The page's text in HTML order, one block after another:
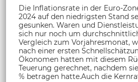
Die Inflationsrate in der Euro-
2024 auf den niedrigsten Stand
gesunken. Waren und
sich nur noch um
Vergleich zum Vorjahresmonat,
nach einer ersten
Ökonomen hatten mit diesem
Teuerung gerechnet, nachdem
% betragen hatte.Auch die